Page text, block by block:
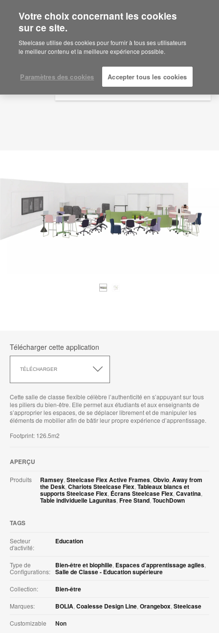
Are you in United States?
Would you like to see Products we sell in
your region?
English
Español
Idée d'aménagement
ID: GR8UX4RN
Télécharger cette application
TÉLÉCHARGER
cette
Cette salle de classe flexible célèbre l’authenticité en s’appuyant sur tous
les piliers du bien-être. Elle permet aux étudiants et aux enseignants de
s’approprier les espaces, de se déplacer librement et de manipuler les
éléments de mobilier afin de bâtir leur propre expérience d’apprentissage.
Footprint: 126.5m2
APERÇU
Produits Ramsey, Steelcase Flex Active Frames, Obvio, Away from
the Desk, Chariots Steelcase Flex, Tableaux blancs et
supports Steelcase Flex, Écrans Steelcase Flex, Cavatina,
Table individuelle Lagunitas, Free Stand, TouchDown
TAGS
Secteur
d'activité:
Education
Type de
Configurations:
Bien-être et biophilie, Espaces d’apprentissage agiles,
Salle de Classe - Education supérieure
Collection: Bien-être
Marques: BOLIA, Coalesse Design Line, Orangebox, Steelcase
Customizable Non
Votre choix concernant les cookies
sur ce site.
Steelcase utilise des cookies pour fournir à tous ses utilisateurs
le meilleur contenu et la meilleure expérience possible.
Paramètres des cookies Accepter tous les cookies